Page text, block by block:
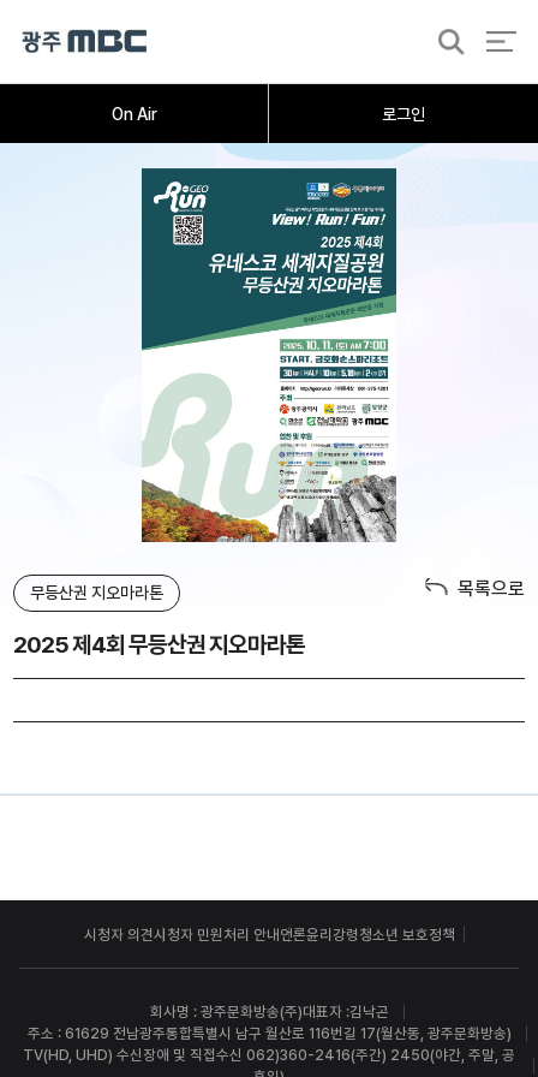
On Air 로그인
검
무등산권 지오마라톤
2025 제4회 무등산권 지오마라톤
목록으로
시청자 의견시청자 민원처리 안내언론윤리강령 청소년 보호정책
회사명 : 광주문화방송(주)대표자 :김낙곤
주소 : 61629 전남광주통합특별시 남구 월산로 116번길 17(월산동, 광주문화방송)
TV(HD, UHD) 수신장애 및 직접수신 062)360-2416(주간) 2450(야간, 주말, 공